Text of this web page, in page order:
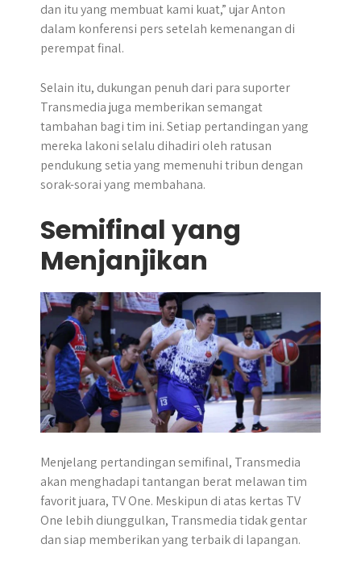
dan itu yang membuat kami kuat,” ujar Anton
dalam konferensi pers setelah kemenangan di
perempat final.
Selain itu, dukungan penuh dari para suporter
Transmedia juga memberikan semangat
tambahan bagi tim ini. Setiap pertandingan yang
mereka lakoni selalu dihadiri oleh ratusan
pendukung setia yang memenuhi tribun dengan
sorak-sorai yang membahana.
Semifinal yang
Menjanjikan
Menjelang pertandingan semifinal, Transmedia
akan menghadapi tantangan berat melawan tim
favorit juara, TV One. Meskipun di atas kertas TV
One lebih diunggulkan, Transmedia tidak gentar
dan siap memberikan yang terbaik di lapangan.